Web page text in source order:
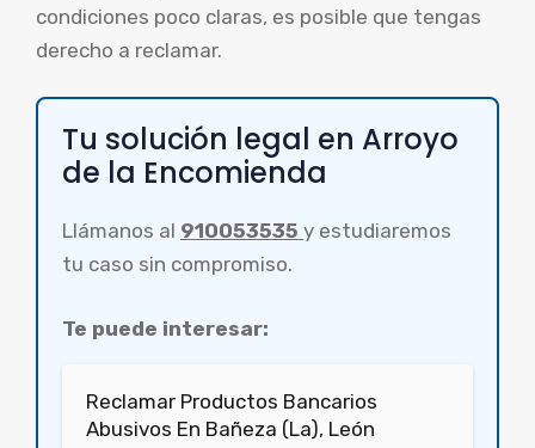
condiciones poco claras, es posible que tengas
derecho a reclamar.
Tu solución legal en Arroyo
de la Encomienda
Llámanos al 910053535 y estudiaremos
tu caso sin compromiso.
Te puede interesar:
Reclamar Productos Bancarios
Abusivos En Bañeza (La), León